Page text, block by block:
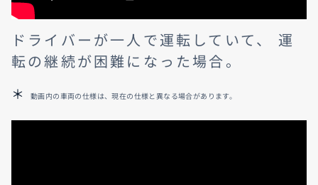
ドライバーが一人で運転していて、 運
転の継続が困難になった場合。
動画内の車両の仕様は、現在の仕様と異なる場合があります。